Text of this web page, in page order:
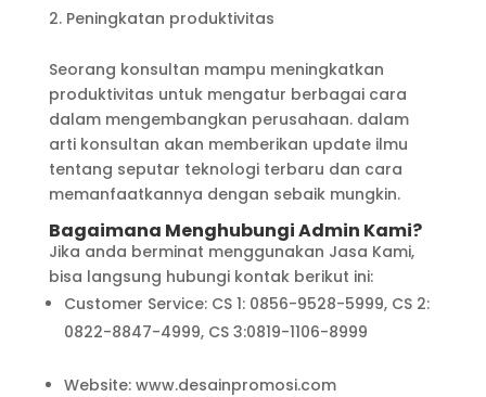
Peningkatan produktivitas
Seorang konsultan mampu meningkatkan
produktivitas untuk mengatur berbagai cara
dalam mengembangkan perusahaan. dalam
arti konsultan akan memberikan update ilmu
tentang seputar teknologi terbaru dan cara
memanfaatkannya dengan sebaik mungkin.
Bagaimana Menghubungi Admin Kami?
Jika anda berminat menggunakan Jasa Kami,
bisa langsung hubungi kontak berikut ini:
Customer Service: CS 1: 0856-9528-5999, CS 2:
0822-8847-4999, CS 3:0819-1106-8999
Website: www.desainpromosi.com